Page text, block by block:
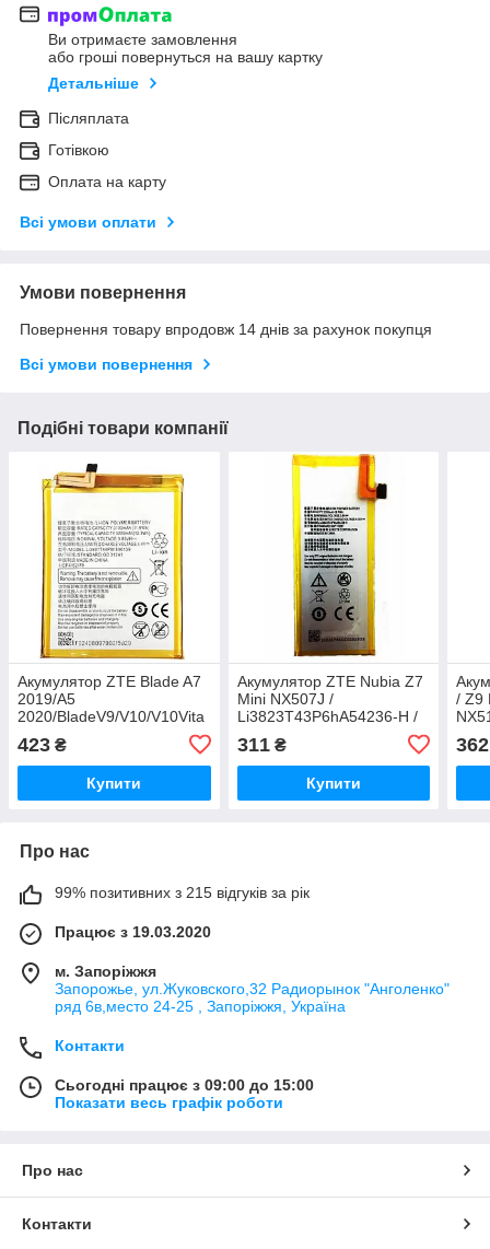
Ви отримаєте замовлення
або гроші повернуться на вашу картку
Детальніше
Післяплата
Готівкою
Оплата на карту
Всі умови оплати
Умови повернення
Повернення товару впродовж 14 днів за рахунок покупця
Всі умови повернення
Подібні товари компанії
Акумулятор ZTE Blade A7
2019/A5
2020/BladeV9/V10/V10Vita
Li3931T44P8H806139/Li3932T44P6h8,
3200 mAh Original PRC
423 ₴
Купити
Акумулятор ZTE Nubia Z7
Mini NX507J /
Li3823T43P6hA54236-H /
Li3824T43P6hA54236-H ,
2300 mAh Original PRC
311₴
Купити
/ Z9
PRC
362
Про нас
99% позитивних з 215 відгуків за рік
Працює з 19.03.2020
м. Запоріжжя
Запорожье, ул.Жуковского,32 Радиорынок "Анголенко"
ряд 6в,место 24-25 , Запоріжжя, Україна
Контакти
Сьогодні працює з 09:00 до 15:00
Показати весь графік роботи
Про нас
Контакти